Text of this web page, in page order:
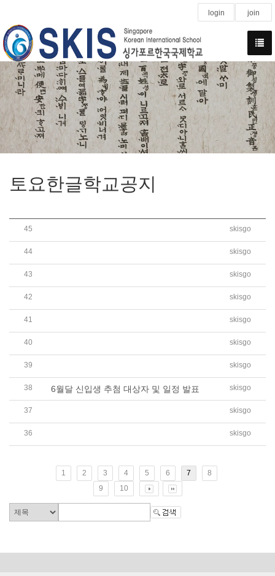
login join
토요한글학교공지
45 skisgo
44 2022학년도 2학기 토요한글학교 신입생 추가 모..skisgo
43 2022학년도 2학기 신입생 토요한글학교 추첨 대..skisgo
42 2022학년도 2학기 토요한글학교 신입생 모집 예..skisgo
41 2022학년도 2학기 신입생 등록 / SKLS 2nd Seme..
skisgo
40 [가정통신문] 2022학년도 2학기 토요한글학교 재..skisgo
39 2022학년도 7월 토요한글학교 신입생 모집 예정 ..skisgo
38 6월달 신입생 추첨 대상자 및 일정 발표 skisgo
37 2022학년도 6월 토요한글학교 신입생 모집 예정 ..skisgo
36 2022학년도 5월 토요한글학교 신입생 모집 예정 ..skisgo
1 2 3 4 5 6 7
8
9
10